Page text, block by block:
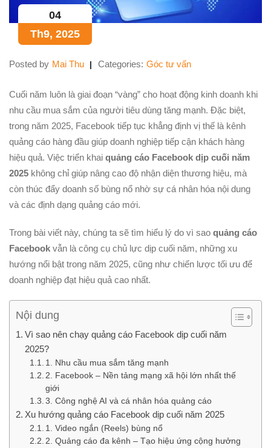
04
Th9, 2025
Posted by Mai Thu Categories: Góc tư vấn
Cuối năm luôn là giai đoạn “vàng” cho hoạt động kinh doanh khi
nhu cầu mua sắm của người tiêu dùng tăng mạnh. Đặc biệt,
trong năm 2025, Facebook tiếp tục khẳng định vị thế là kênh
quảng cáo hàng đầu giúp doanh nghiệp tiếp cận khách hàng
hiệu quả. Việc triển khai quảng cáo Facebook dịp cuối năm
2025 không chỉ giúp nâng cao độ nhận diện thương hiệu, mà
còn thúc đẩy doanh số bùng nổ nhờ sự cá nhân hóa nội dung
và các định dạng quảng cáo mới.
Trong bài viết này, chúng ta sẽ tìm hiểu lý do vì sao quảng cáo
Facebook vẫn là công cụ chủ lực dịp cuối năm, những xu
hướng nổi bật trong năm 2025, cũng như chiến lược tối ưu để
doanh nghiệp đạt hiệu quả cao nhất.
Nội dung
Vì sao nên chạy quảng cáo Facebook dịp cuối năm
2025?
1. Nhu cầu mua sắm tăng mạnh
2. Facebook – Nền tảng mạng xã hội lớn nhất thế
giới
3. Công nghệ AI và cá nhân hóa quảng cáo
Xu hướng quảng cáo Facebook dịp cuối năm 2025
1. Video ngắn (Reels) bùng nổ
2. Quảng cáo đa kênh – Tạo hiệu ứng cộng hưởng